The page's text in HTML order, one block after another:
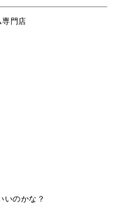
門店
のかな？